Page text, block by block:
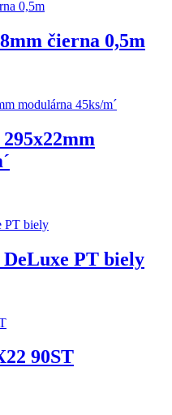
čierna 0,5m
PT biely
90ST